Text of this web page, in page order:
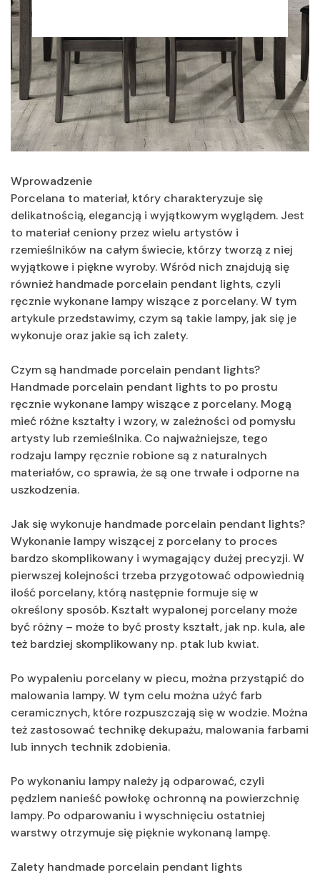
Wprowadzenie
Porcelana to materiał, który charakteryzuje się
delikatnością, elegancją i wyjątkowym wyglądem. Jest
to materiał ceniony przez wielu artystów i
rzemieślników na całym świecie, którzy tworzą z niej
wyjątkowe i piękne wyroby. Wśród nich znajdują się
również handmade porcelain pendant lights, czyli
ręcznie wykonane lampy wiszące z porcelany. W tym
artykule przedstawimy, czym są takie lampy, jak się je
wykonuje oraz jakie są ich zalety.
Czym są handmade porcelain pendant lights?
Handmade porcelain pendant lights to po prostu
ręcznie wykonane lampy wiszące z porcelany. Mogą
mieć różne kształty i wzory, w zależności od pomysłu
artysty lub rzemieślnika. Co najważniejsze, tego
rodzaju lampy ręcznie robione są z naturalnych
materiałów, co sprawia, że są one trwałe i odporne na
uszkodzenia.
Jak się wykonuje handmade porcelain pendant lights?
Wykonanie lampy wiszącej z porcelany to proces
bardzo skomplikowany i wymagający dużej precyzji. W
pierwszej kolejności trzeba przygotować odpowiednią
ilość porcelany, którą następnie formuje się w
określony sposób. Kształt wypalonej porcelany może
być różny – może to być prosty kształt, jak np. kula, ale
też bardziej skomplikowany np. ptak lub kwiat.
Po wypaleniu porcelany w piecu, można przystąpić do
malowania lampy. W tym celu można użyć farb
ceramicznych, które rozpuszczają się w wodzie. Można
też zastosować technikę dekupażu, malowania farbami
lub innych technik zdobienia.
Po wykonaniu lampy należy ją odparować, czyli
pędzlem nanieść powłokę ochronną na powierzchnię
lampy. Po odparowaniu i wyschnięciu ostatniej
warstwy otrzymuje się pięknie wykonaną lampę.
Zalety handmade porcelain pendant lights